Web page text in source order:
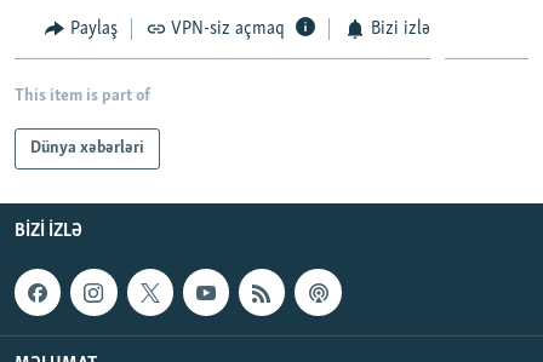
BIZIMLƏ ƏLAQƏ
XƏBƏR BÜLLETENLƏRIMIZ
Paylaş VPN-siz açmaq Bizi izlə
This item is part of
Dünya xəbərləri
BIZI IZLƏ